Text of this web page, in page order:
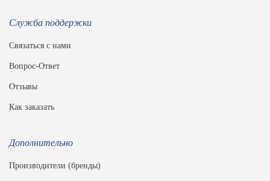
Служба поддержки
Связаться с нами
Вопрос-Ответ
Отзывы
Как заказать
Дополнительно
Производители (бренды)